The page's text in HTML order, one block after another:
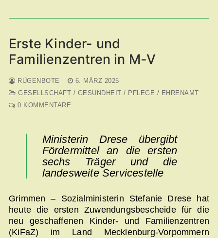
Erste Kinder- und
Familienzentren in M-V
RÜGENBOTE
6. MÄRZ 2025
GESELLSCHAFT / GESUNDHEIT / PFLEGE / EHRENAMT
0 KOMMENTARE
Ministerin Drese übergibt
Fördermittel an die ersten
sechs Träger und die
landesweite Servicestelle
Grimmen – Sozialministerin Stefanie Drese hat
heute die ersten Zuwendungsbescheide für die
neu geschaffenen Kinder- und Familienzentren
(KiFaZ) im Land Mecklenburg-Vorpommern